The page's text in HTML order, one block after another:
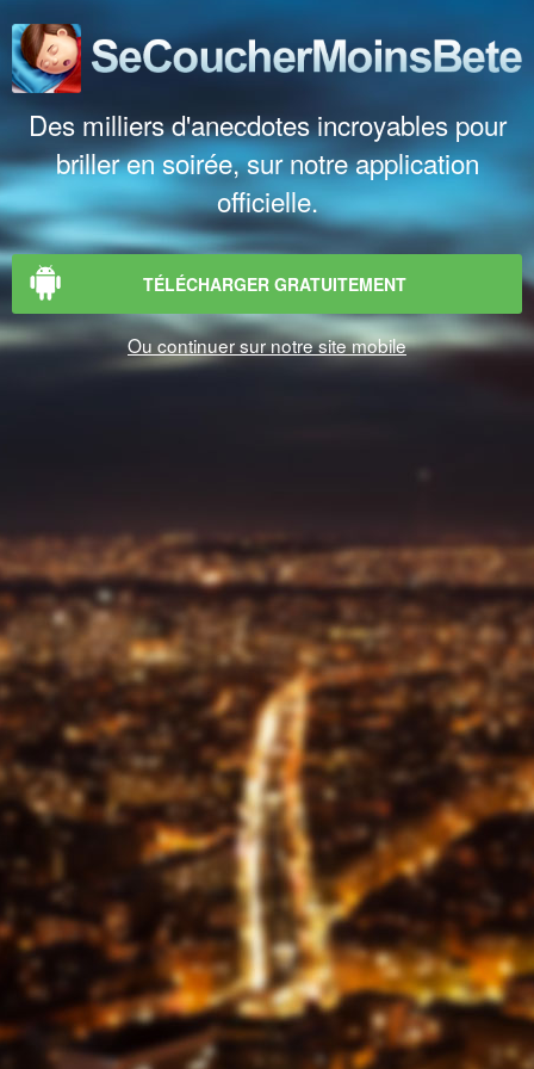
Des milliers d'anecdotes incroyables pour
briller en soirée, sur notre application
officielle.
TÉLÉCHARGER GRATUITEMENT
Ou continuer sur notre site mobile